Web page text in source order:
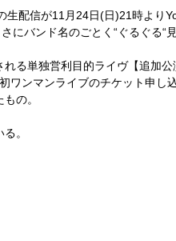
生配信が11 月 24日(日)21時より
にバンド名のごとく“ぐるぐる“
れる単独営利目的ライヴ【追加公
ワンマンライブのチケット申し
の。
。